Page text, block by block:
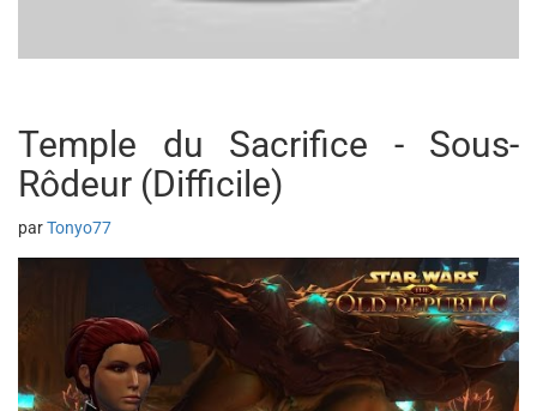
Temple du Sacrifice - Sous-
Rôdeur (Difficile)
parTonyo77